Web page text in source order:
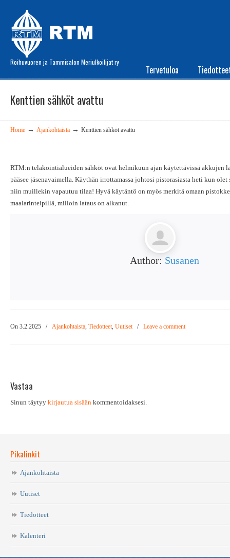
Roihuvuoren ja Tammisalon Meriulkoilijat ry
Tervetuloa
Kenttien sähköt avattu
Home → Ajankohtaista → Kenttien sähköt avattu
RTM:n telakointialueiden sähköt ovat helmikuun ajan käytettävissä akkujen
pääsee jäsenavaimella. Käythän irrottamassa johtosi pistorasiasta heti kun olet
niin muillekin vapautuu tilaa! Hyvä käytäntö on myös merkitä omaan
maalarinteipillä, milloin lataus on alkanut.
Author: Susanen
On 3.2.2025 / Ajankohtaista, Tiedotteet, Uutiset / Leave a comment
Vastaa
Sinun täytyy kirjautua sisään kommentoidaksesi.
Pikalinkit
Ajankohtaista
Uutiset
Tiedotteet
Kalenteri